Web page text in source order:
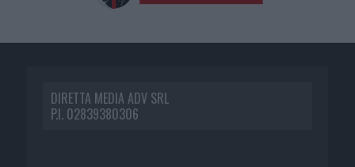
DIRETTA MEDIA ADV SRL
P.I. 02839380306